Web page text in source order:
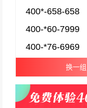
400*-658-658
400-*60-7999
400-*76-6969
换一组